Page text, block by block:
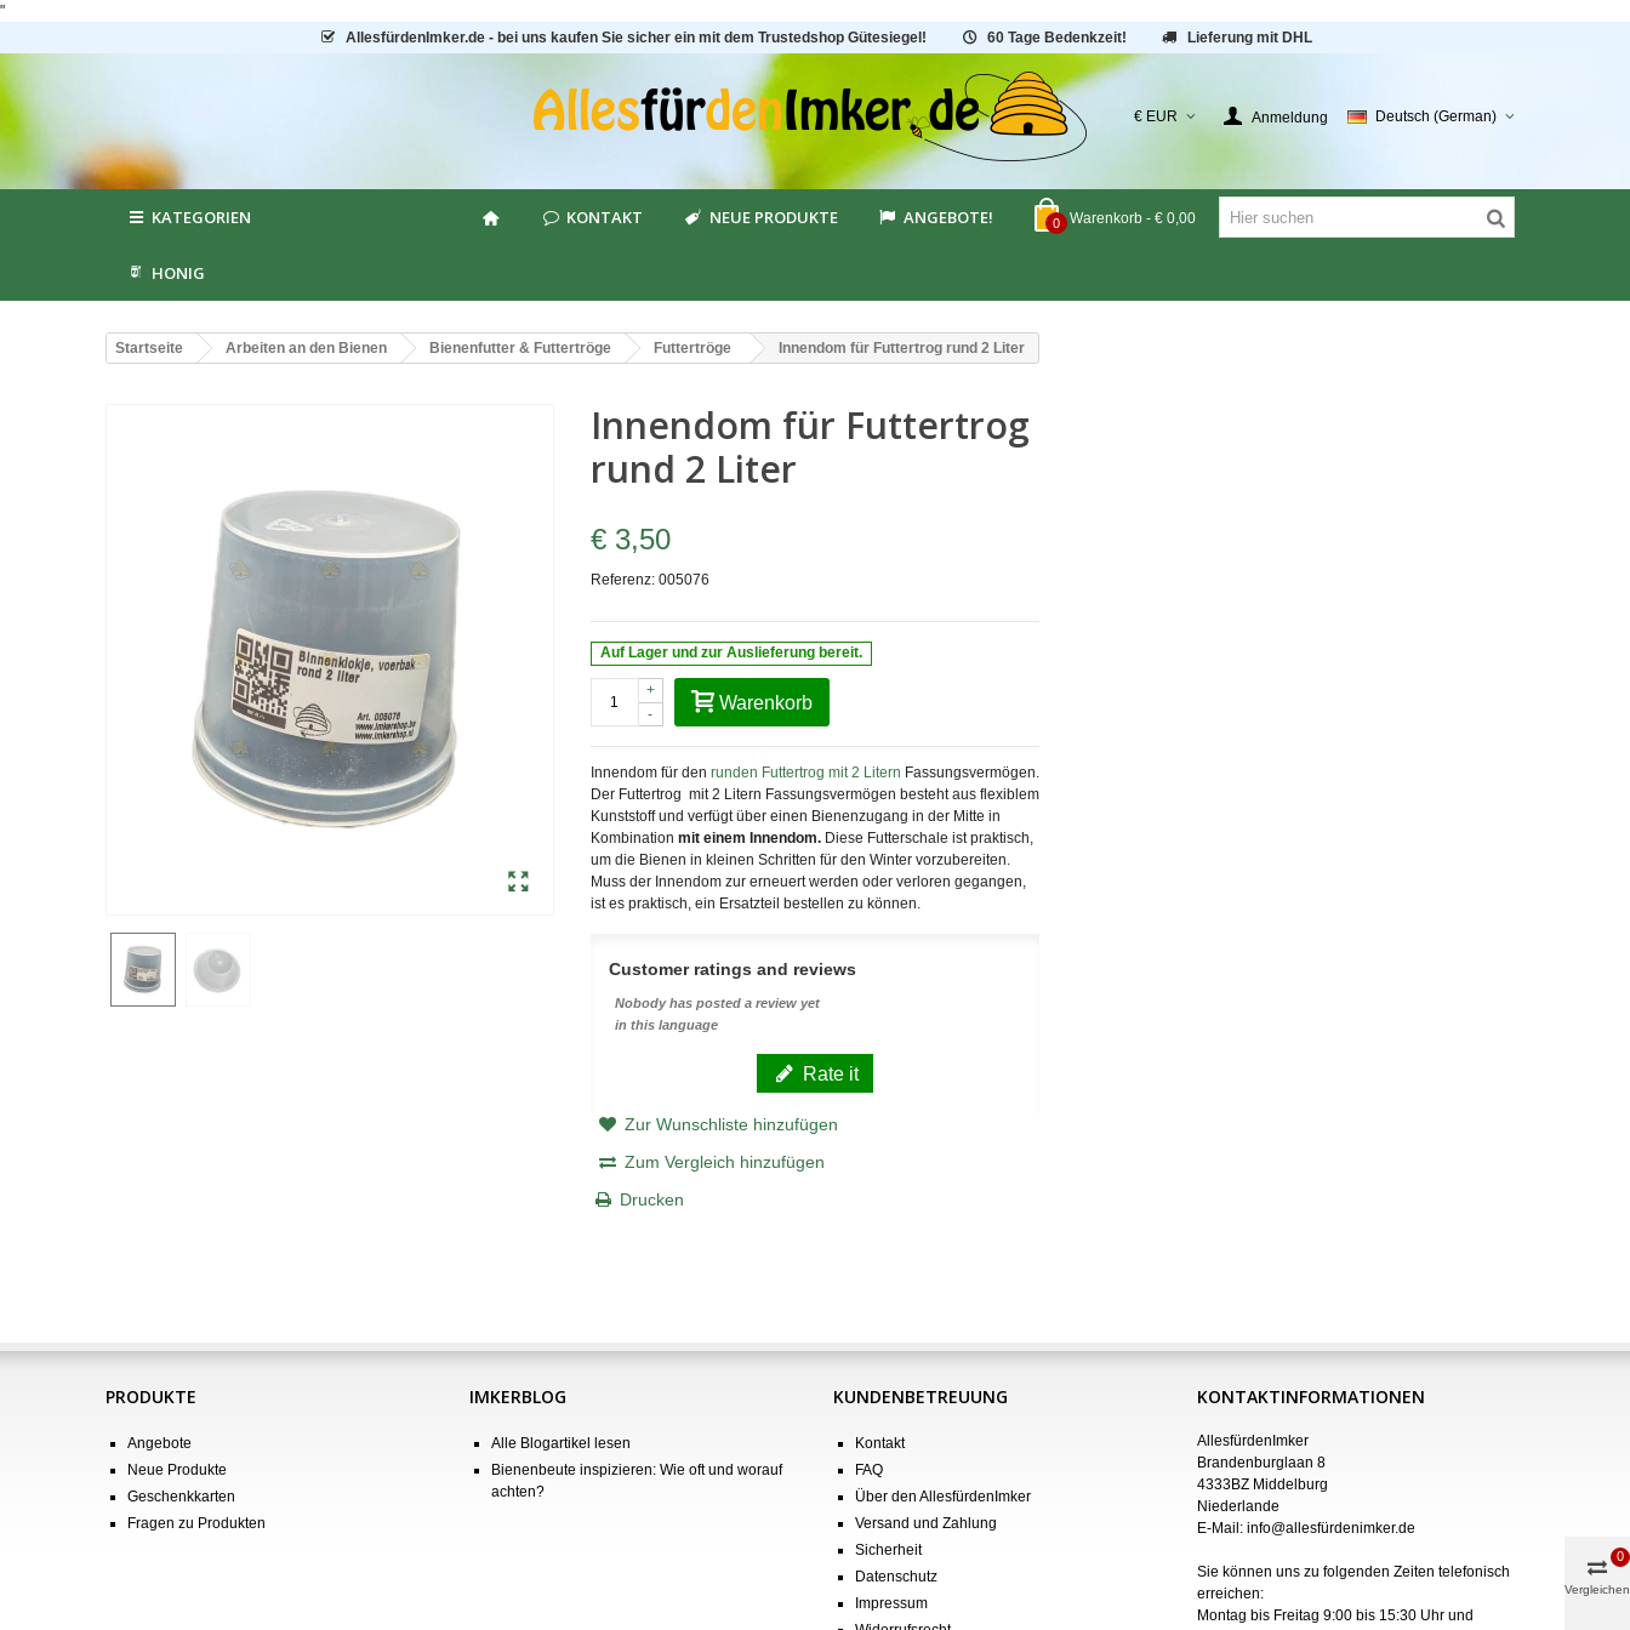
"
AllesfürdenImker.de - bei uns kaufen Sie sicher ein mit dem Trustedshop Gütesiegel!
60 Tage Bedenkzeit! Lieferung mit DHL
€ EUR Anmeldung Deutsch (German)
0 Warenkorb - € 0,00
KATEGORIEN KONTAKT NEUE PRODUKTE ANGEBOTE!
HONIG
Startseite Arbeiten an den Bienen Bienenfutter & Futtertröge Futtertröge Innendom für Futtertrog rund 2 Liter
Innendom für Futtertrog
rund 2 Liter
€ 3,50
Referenz: 005076
Auf Lager und zur Auslieferung bereit.
-
+
Warenkorb
Innendom für den runden Futtertrog mit 2 Litern Fassungsvermögen.
Der Futtertrog mit 2 Litern Fassungsvermögen besteht aus flexiblem
Kunststoff und verfügt über einen Bienenzugang in der Mitte in
Kombination mit einem Innendom.Diese Futterschale ist praktisch,
um die Bienen in kleinen Schritten für den Winter vorzubereiten.
Muss der Innendom zur erneuert werden oder verloren gegangen,
ist es praktisch, ein Ersatzteil bestellen zu können.
Customer ratings and reviews
Nobody has posted a review yet
in this language
Rate it
Zur Wunschliste hinzufügen
Zum Vergleich hinzufügen
Drucken
PRODUKTE
Angebote
Neue Produkte
Geschenkkarten
Fragen zu Produkten
IMKERBLOG
Alle Blogartikel lesen
Bienenbeute inspizieren: Wie oft und worauf
achten?
KUNDENBETREUUNG
Kontakt
FAQ
Über den AllesfürdenImker
Versand und Zahlung
Sicherheit
Datenschutz
Impressum
KONTAKTINFORMATIONEN
AllesfürdenImker
Brandenburglaan 8
4333BZ Middelburg
Niederlande
E-Mail: info@allesfürdenimker.de
Sie können uns zu folgenden Zeiten telefonisch
erreichen:
Montag bis Freitag 9:00 bis 15:30 Uhr und
Vergleichen
0